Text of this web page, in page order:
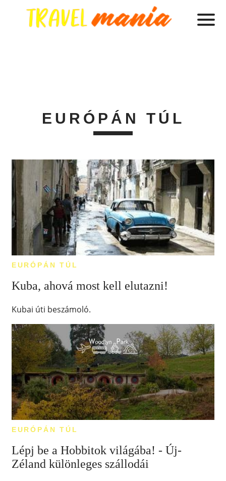
EURÓPÁN TÚL
EURÓPÁN TÚL
Kuba, ahová most kell elutazni!
Kubai úti beszámoló.
EURÓPÁN TÚL
Lépj be a Hobbitok világába! - Új-
Zéland különleges szállodái